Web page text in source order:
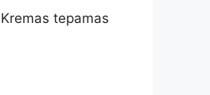
tepamas